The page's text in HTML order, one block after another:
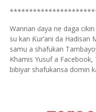
Wannan ɗaya ne daga
su kan Ƙur’ani da Hadisan
samu a shafukan
Khamis Yusuf a
bibiyar shafukansa domin